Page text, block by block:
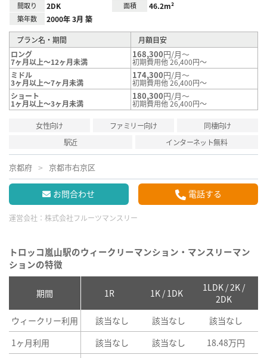
間取り 2DK 面積 46.2m²
築年数 2000年 3月 築
プラン名・期間
月額目安
ロング
7ヶ月以上～12ヶ月未満
168,300円/月～
初期費用他 26,400円～
ミドル
3ヶ月以上～7ヶ月未満
174,300円/月～
初期費用他 26,400円～
ショート
1ヶ月以上～3ヶ月未満
180,300円/月～
初期費用他 26,400円～
女性向け ファミリー向け
同棲向け
駅近
インターネット無料
京都府 京都市右京区
お問合わせ 電話する
運営会社： 株式会社フルーツマンスリー
トロッコ嵐山駅のウィークリーマンション・マンスリーマン
ションの特徴
期間 1R 1K / 1DK
1LDK / 2K /
2DK
ウィークリー利用 該当なし 該当なし 該当なし
1ヶ月利用
該当なし 該当なし 18.48万円